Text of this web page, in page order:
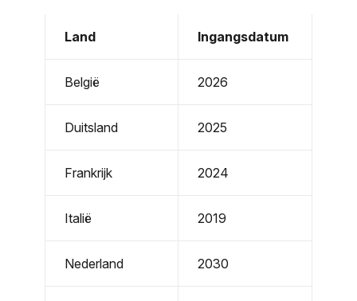
Land Ingangsdatum
België 2026
Duitsland 2025
Frankrijk 2024
Italië 2019
Nederland 2030